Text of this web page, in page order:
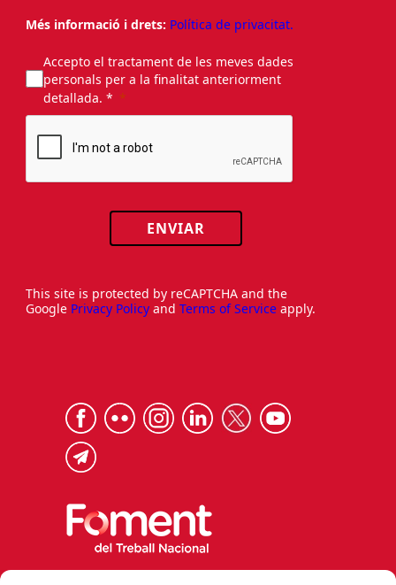
Més informació i drets: Política de privacitat.
Accepto el tractament de les meves dades
personals per a la finalitat anteriorment
detallada. *
ENVIAR
This site is protected by reCAPTCHA and the
Google Privacy Policy and Terms of Service apply.